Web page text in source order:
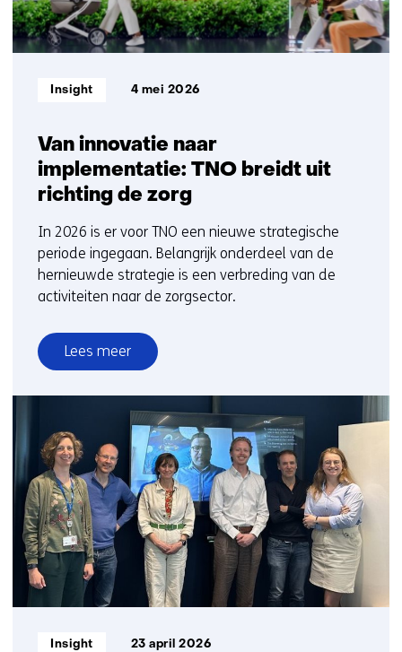
Van innovatie naar
implementatie: TNO breidt uit
richting de zorg
Informatietype:
Insight 4 mei 2026
In 2026 is er voor TNO een nieuwe strategische
periode ingegaan. Belangrijk onderdeel van de
hernieuwde strategie is een verbreding van de
activiteiten naar de zorgsector.
Lees meer
over
Van
naar
implementatie:
TNO
breidt
uit
richting
zorg
Informatietype:
Insight 23 april 2026